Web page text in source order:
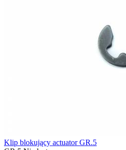
Klip blokujący actuator GR.5